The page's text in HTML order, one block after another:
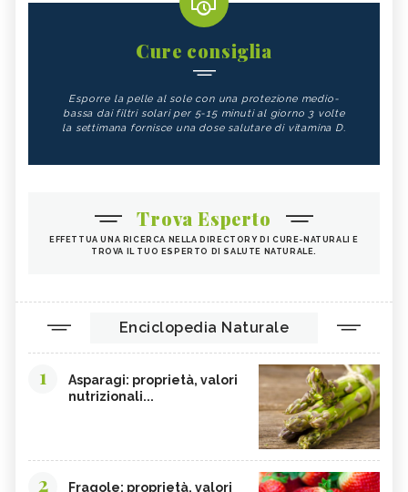
Cure consiglia
Esporre la pelle al sole con una protezione medio-
bassa dai filtri solari per 5-15 minuti al giorno 3 volte
la settimana fornisce una dose salutare di vitamina D.
Trova Esperto
EFFETTUA UNA RICERCA NELLA DIRECTORY DI CURE-NATURALI E
TROVA IL TUO ESPERTO DI SALUTE NATURALE.
Enciclopedia Naturale
1
Asparagi: proprietà, valori
nutrizionali...
2
Fragole: proprietà, valori